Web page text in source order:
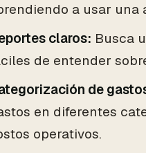
a usar una
claros: Busca
de entender
de
en diferentes
operativos.